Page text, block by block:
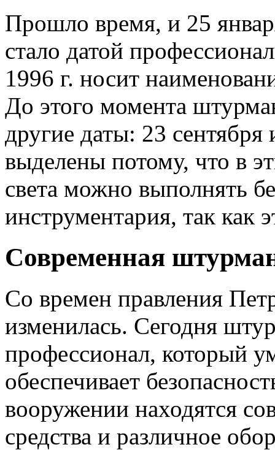
Прошло время, и 25
стало датой
1996 г. носит
До этого момента
другие даты: 23
выделены потому, что в
света можно выполнять
инструментария, так как
Современная
Со времен правления
изменилась. Сегодня
профессионал, который
обеспечивает
вооружении находятся
средства и различное